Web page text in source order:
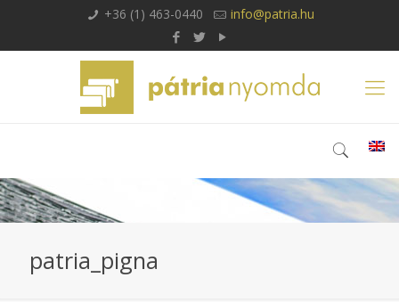
+36 (1) 463-0440 info@patria.hu
patria_pigna